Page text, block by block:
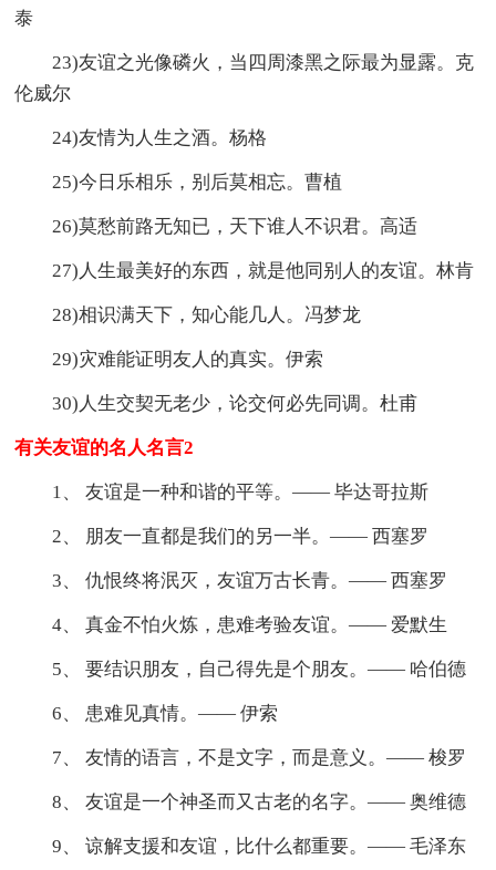
泰
23)友谊之光像磷火，当四周漆黑之际最为显露。克
伦威尔
24)友情为人生之酒。杨格
25)今日乐相乐，别后莫相忘。曹植
26)莫愁前路无知已，天下谁人不识君。高适
27)人生最美好的东西，就是他同别人的友谊。林肯
28)相识满天下，知心能几人。冯梦龙
29)灾难能证明友人的真实。伊索
30)人生交契无老少，论交何必先同调。杜甫
有关友谊的名人名言2
1、 友谊是一种和谐的平等。—— 毕达哥拉斯
2、 朋友一直都是我们的另一半。—— 西塞罗
3、 仇恨终将泯灭，友谊万古长青。—— 西塞罗
4、 真金不怕火炼，患难考验友谊。—— 爱默生
5、 要结识朋友，自己得先是个朋友。—— 哈伯德
6、 患难见真情。—— 伊索
7、 友情的语言，不是文字，而是意义。—— 梭罗
8、 友谊是一个神圣而又古老的名字。—— 奥维德
9、 谅解支援和友谊，比什么都重要。—— 毛泽东